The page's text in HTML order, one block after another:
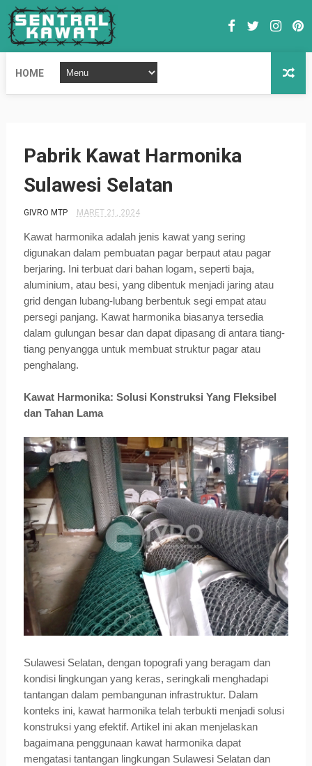
HOME
Pabrik Kawat Harmonika
Sulawesi Selatan
GIVRO MTP MARET 21, 2024
Kawat harmonika adalah jenis kawat yang sering
digunakan dalam pembuatan pagar berpaut atau pagar
berjaring. Ini terbuat dari bahan logam, seperti baja,
aluminium, atau besi, yang dibentuk menjadi jaring atau
grid dengan lubang-lubang berbentuk segi empat atau
persegi panjang. Kawat harmonika biasanya tersedia
dalam gulungan besar dan dapat dipasang di antara tiang-
tiang penyangga untuk membuat struktur pagar atau
penghalang.
Kawat Harmonika: Solusi Konstruksi Yang Fleksibel
dan Tahan Lama
Sulawesi Selatan, dengan topografi yang beragam dan
kondisi lingkungan yang keras, seringkali menghadapi
tantangan dalam pembangunan infrastruktur. Dalam
konteks ini, kawat harmonika telah terbukti menjadi solusi
konstruksi yang efektif. Artikel ini akan menjelaskan
bagaimana penggunaan kawat harmonika dapat
mengatasi tantangan lingkungan Sulawesi Selatan dan